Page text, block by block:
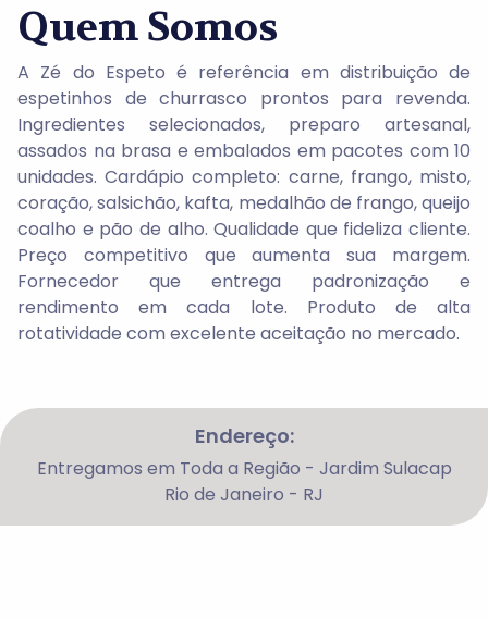
Quem Somos
A Zé do Espeto é referência em distribuição de
espetinhos de churrasco prontos para revenda.
Ingredientes selecionados, preparo artesanal,
assados na brasa e embalados em pacotes com 10
unidades. Cardápio completo: carne, frango, misto,
coração, salsichão, kafta, medalhão de frango, queijo
coalho e pão de alho. Qualidade que fideliza cliente.
Preço competitivo que aumenta sua margem.
Fornecedor que entrega padronização e
rendimento em cada lote. Produto de alta
rotatividade com excelente aceitação no mercado.
Endereço:
Entregamos em Toda a Região - Jardim Sulacap
Rio de Janeiro - RJ